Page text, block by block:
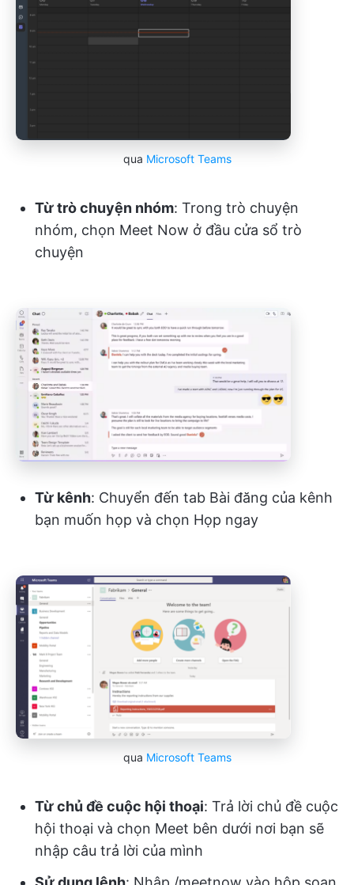
qua Microsoft Teams
Từ trò chuyện nhóm: Trong trò chuyện
nhóm, chọn Meet Now ở đầu cửa sổ trò
chuyện
Từ kênh: Chuyển đến tab Bài đăng của kênh
bạn muốn họp và chọn Họp ngay
qua Microsoft Teams
Từ chủ đề cuộc hội thoại: Trả lời chủ đề cuộc
hội thoại và chọn Meet bên dưới nơi bạn sẽ
nhập câu trả lời của mình